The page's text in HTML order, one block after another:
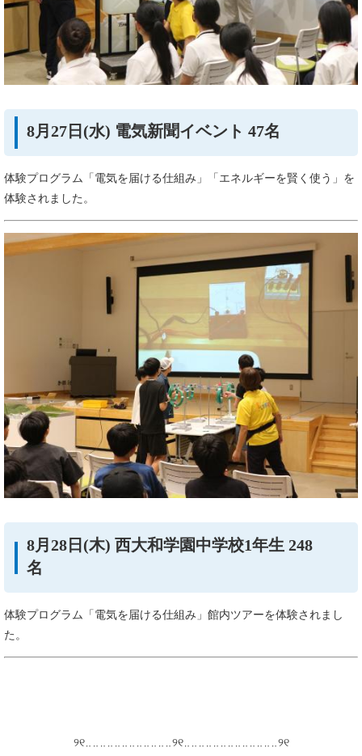
8月27日(水) 電気新聞イベント 47名
体験プログラム「電気を届ける仕組み」「エネルギーを賢く使う」を
体験されました。
8月28日(木) 西大和学園中学校1年生 248
名
体験プログラム「電気を届ける仕組み」館内ツアーを体験されまし
た。
୨୧‥‥‥‥‥‥‥‥‥‥‥‥୨୧‥‥‥‥‥‥‥‥‥‥‥‥‥୨୧